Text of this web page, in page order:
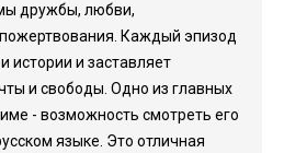
дружбы, любви,
Каждый эпизод
истории и заставляет
и свободы. Одно из главных
- возможность смотреть его
языке. Это отличная